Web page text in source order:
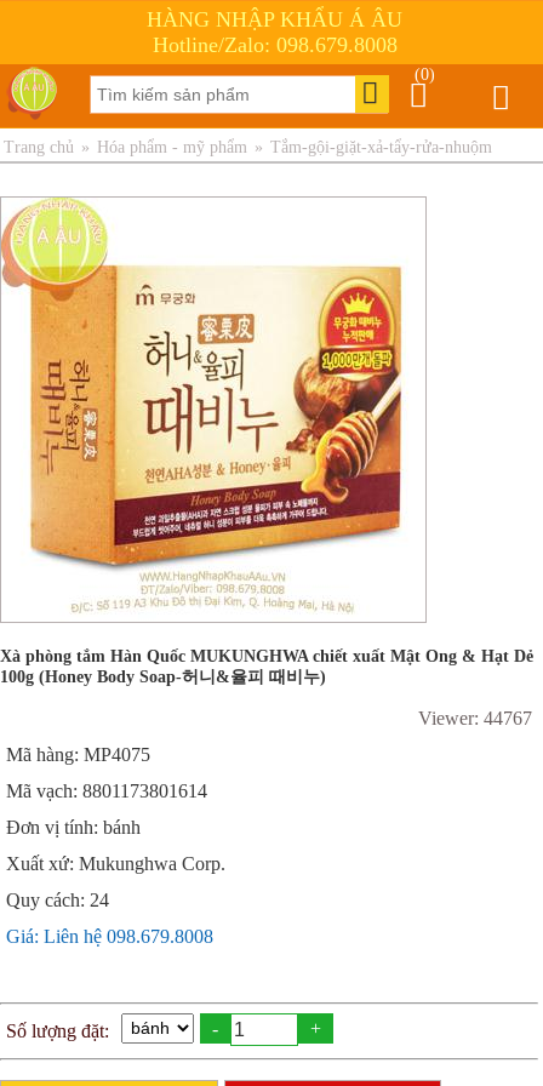
HÀNG NHẬP KHẨU Á ÂU
Hotline/Zalo: 098.679.8008
(0)
Trang chủ » Hóa phẩm - mỹ phẩm » Tắm-gội-giặt-xả-tẩy-rửa-nhuộm
Xà phòng tắm Hàn Quốc MUKUNGHWA chiết xuất Mật Ong & Hạt Dẻ
100g (Honey Body Soap-허니&율피 때비누)
Viewer: 44767
Mã hàng: MP4075
Mã vạch: 8801173801614
Đơn vị tính: bánh
Xuất xứ: Mukunghwa Corp.
Quy cách: 24
Giá: Liên hệ 098.679.8008
Số lượng đặt: - +